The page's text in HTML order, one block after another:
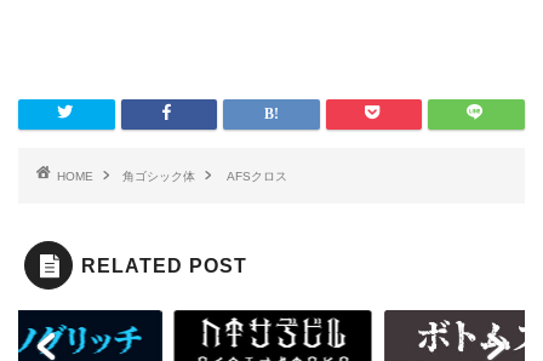
HOME 角ゴシック体 AFSクロス
RELATED POST